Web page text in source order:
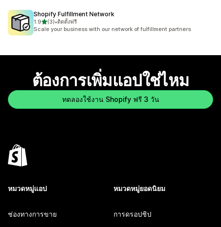
Shopify Fulfillment Network
1.9เต็ม 5 ดาว
(3)
ทั้งหมด 3 รีวิว
•ติดตั้งฟรี
Scale your business with our network of fulfillment partners
ต้องการเพิ่มแอปใช่ไหม
ทดลองใช้งาน Shopify ฟรี 3 วัน
หมวดหมู่แอป
ช่องทางการขาย
หมวดหมู่ยอดนิยม
การดรอปชิป